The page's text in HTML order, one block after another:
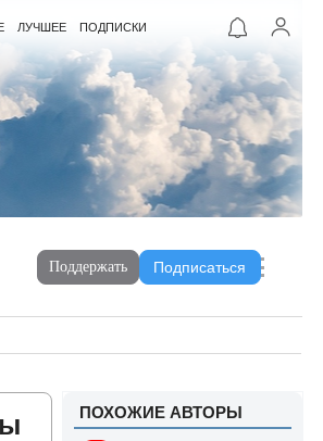
ЛУЧШЕЕ ПОДПИСКИ
Поддержать Подписаться
ПОХОЖИЕ АВТОРЫ